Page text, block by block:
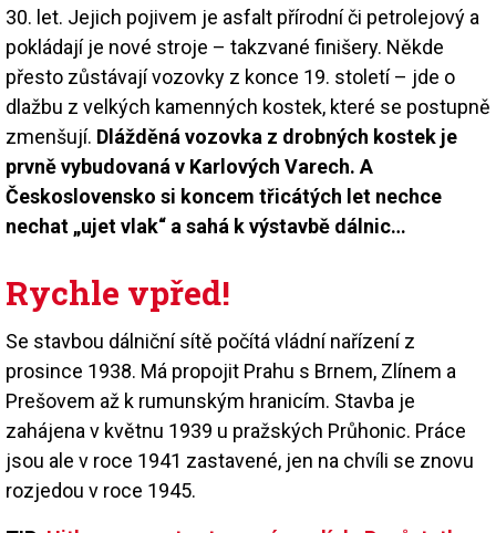
30. let. Jejich pojivem je asfalt přírodní či petrolejový a
pokládají je nové stroje – takzvané finišery. Někde
přesto zůstávají vozovky z konce 19. století – jde o
dlažbu z velkých kamenných kostek, které se postupně
zmenšují. Dlážděná vozovka z drobných kostek je
prvně vybudovaná v Karlových Varech. A
Československo si koncem třicátých let nechce
nechat „ujet vlak“ a sahá k výstavbě dálnic…
Rychle vpřed!
Se stavbou dálniční sítě počítá vládní nařízení z
prosince 1938. Má propojit Prahu s Brnem, Zlínem a
Prešovem až k rumunským hranicím. Stavba je
zahájena v květnu 1939 u pražských Průhonic. Práce
jsou ale v roce 1941 zastavené, jen na chvíli se znovu
rozjedou v roce 1945.